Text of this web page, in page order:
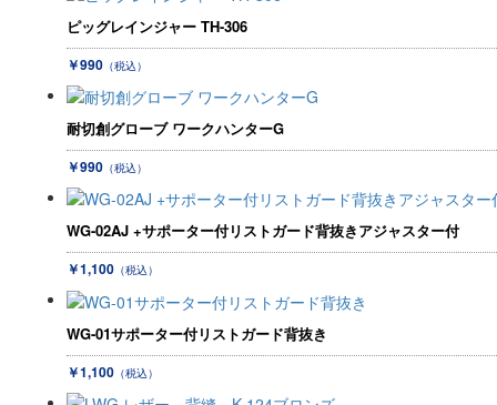
ピッグレインジャー TH-306
￥990 （税込）
耐切創グローブ ワークハンターG
￥990 （税込）
WG-02AJ +サポーター付リストガード背抜きアジャスター付
￥1,100 （税込）
WG-01サポーター付リストガード背抜き
￥1,100 （税込）